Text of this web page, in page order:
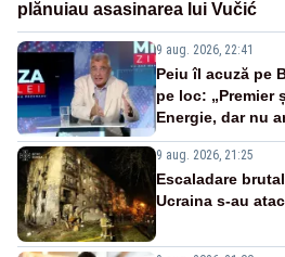
plănuiau asasinarea lui Vučić
9 aug. 2026, 22:41
Peiu îl acuză pe
pe loc: „Premier
Energie, dar nu
9 aug. 2026, 21:25
Escaladare
Ucraina s-au